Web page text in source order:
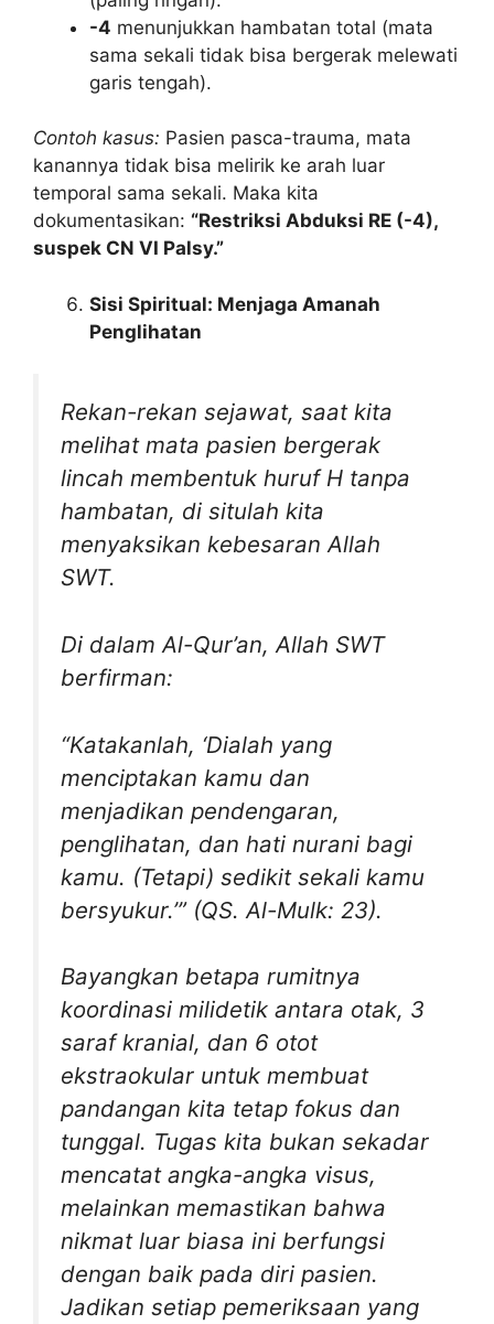
-4 menunjukkan hambatan total (mata
sama sekali tidak bisa bergerak melewati
garis tengah).
Contoh kasus: Pasien pasca-trauma, mata
kanannya tidak bisa melirik ke arah luar
temporal sama sekali. Maka kita
dokumentasikan: “Restriksi Abduksi RE (-4),
suspek CN VI Palsy.”
Sisi Spiritual: Menjaga Amanah
Penglihatan
Rekan-rekan sejawat, saat kita
melihat mata pasien bergerak
lincah membentuk huruf H tanpa
hambatan, di situlah kita
menyaksikan kebesaran Allah
SWT.
Di dalam Al-Qur’an, Allah SWT
berfirman:
“Katakanlah, ‘Dialah yang
menciptakan kamu dan
menjadikan pendengaran,
penglihatan, dan hati nurani bagi
kamu. (Tetapi) sedikit sekali kamu
bersyukur.’”(QS. Al-Mulk: 23).
Bayangkan betapa rumitnya
koordinasi milidetik antara otak, 3
saraf kranial, dan 6 otot
ekstraokular untuk membuat
pandangan kita tetap fokus dan
tunggal. Tugas kita bukan sekadar
mencatat angka-angka visus,
melainkan memastikan bahwa
nikmat luar biasa ini berfungsi
dengan baik pada diri pasien.
Jadikan setiap pemeriksaan yang